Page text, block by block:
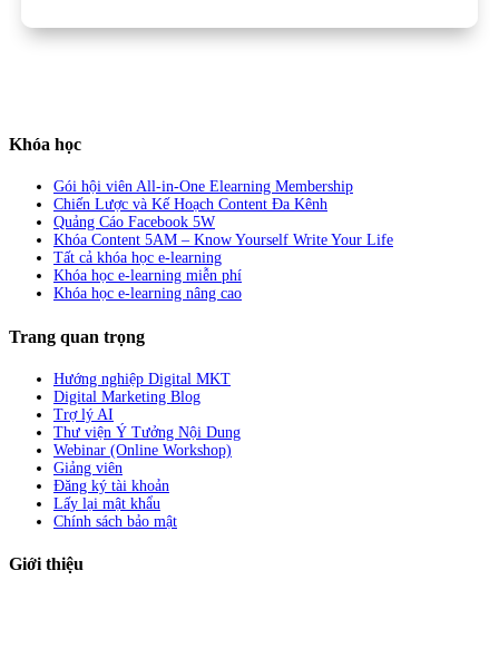
Khóa học
Gói hội viên All-in-One Elearning Membership
Chiến Lược và Kế Hoạch Content Đa Kênh
Quảng Cáo Facebook 5W
Khóa Content 5AM – Know Yourself Write Your Life
Tất cả khóa học e-learning
Khóa học e-learning miễn phí
Khóa học e-learning nâng cao
Trang quan trọng
Hướng nghiệp Digital MKT
Digital Marketing Blog
Trợ lý AI
Thư viện Ý Tưởng Nội Dung
Webinar (Online Workshop)
Giảng viên
Đăng ký tài khoản
Lấy lại mật khẩu
Chính sách bảo mật
Giới thiệu